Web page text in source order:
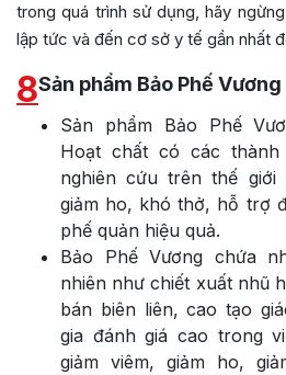
trong quá trình sử dụng, hãy
lập tức và đến cơ sở y tế gần nhất
8Sản phẩm Bảo Phế
Sản phẩm Bảo Phế
Hoạt chất có các
nghiên cứu trên thế giới
giảm ho, khó thở, hỗ trợ
phế quản hiệu quả.
Bảo Phế Vương chứa
nhiên như chiết xuất nhũ
bán biên liên, cao tạo
gia đánh giá cao trong
giảm viêm, giảm ho,